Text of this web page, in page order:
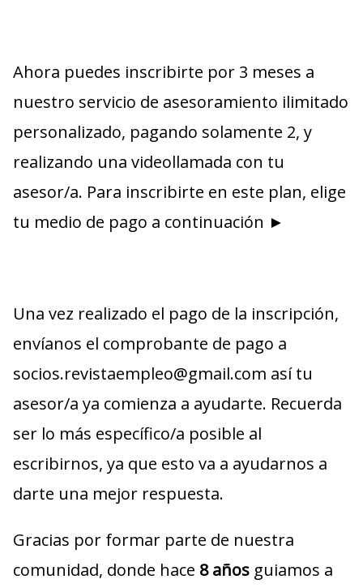
Ahora puedes inscribirte por 3 meses a
nuestro servicio de asesoramiento ilimitado
personalizado, pagando solamente 2, y
realizando una videollamada con tu
asesor/a. Para inscribirte en este plan, elige
tu medio de pago a continuación ►
Una vez realizado el pago de la inscripción,
envíanos el comprobante de pago a
socios.revistaempleo@gmail.com así tu
asesor/a ya comienza a ayudarte. Recuerda
ser lo más específico/a posible al
escribirnos, ya que esto va a ayudarnos a
darte una mejor respuesta.
Gracias por formar parte de nuestra
comunidad, donde hace 8 años guiamos a